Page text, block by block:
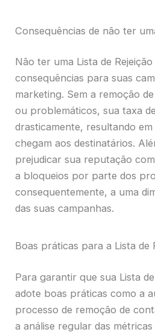
Consequências de não ter
Não ter uma Lista de
consequências para suas
marketing. Sem a remoção
ou problemáticos, sua taxa
drasticamente, resultando
chegam aos destinatários.
prejudicar sua reputação
a bloqueios por parte dos
consequentemente, a uma
das suas campanhas.
Boas práticas para a Lista de
Para garantir que sua Lista
adote boas práticas como a
processo de remoção de
a análise regular das